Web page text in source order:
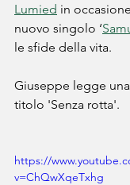
Lumied in
nuovo singolo ‘
le sfide della vita.
Giuseppe legge
titolo 'Senza rotta'.
https://
v=ChQwXqeTxhg